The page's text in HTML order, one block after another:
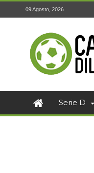
09 Agosto, 2026
Serie D